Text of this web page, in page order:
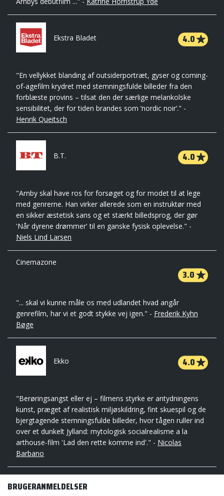
Ekstra Bladet 4.0
"En vellykket blanding af outsiderportræt, gyser og coming-
of-agefilm krydret med stemningsfulde billeder fra den
forblæste provins – tilsat den der særlige melankolske
sensibilitet, der for tiden brandes som ’nordic noir’." -
Henrik Queitsch
B.T. 4.0
"Arnby skal have ros for forsøget og for modet til at lege
med genrerne. Han virker allerede som en instruktør med
en sikker æstetisk sans og et stærkt billedsprog, der gør
'Når dyrene drømmer' til en ganske fysisk oplevelse." -
Niels Lind Larsen
Cinemazone
3.0
"... skal vi kunne måle os med udlandet hvad angår
genrefilm, har vi et godt stykke vej igen." - Frederik Kyhn
Bøge
Ekko 4.0
"Berøringsangst eller ej – filmens styrke er antydningens
kunst, præget af realistisk miljøskildring, fint skuespil og de
bjergtagende stemningsfulde billeder, hvor tågen ruller ind
over et dunkelt Jylland: mytologisk socialrealisme a la
arthouse-film 'Lad den rette komme ind'." - Nicolas
Barbano
BRUGERANMELDELSER